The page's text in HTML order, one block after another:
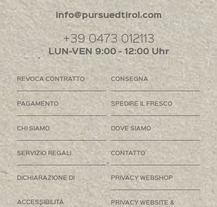
info@pursuedtirol.com
+39 0473 012113
LUN-VEN 9:00 - 12:00 Uhr
REVOCA CONTRATTO CONSEGNA
PAGAMENTO SPEDIRE IL FRESCO
CHI SIAMO DOVE SIAMO
SERVIZIO REGALI CONTATTO
DICHIARAZIONE DI
ACCESSIBILITÀ
PRIVACY WEBSHOP
PRIVACY WEBSITE &